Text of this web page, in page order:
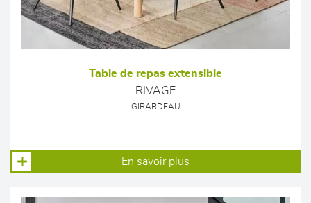
Table de repas extensible
RIVAGE
GIRARDEAU
En savoir plus